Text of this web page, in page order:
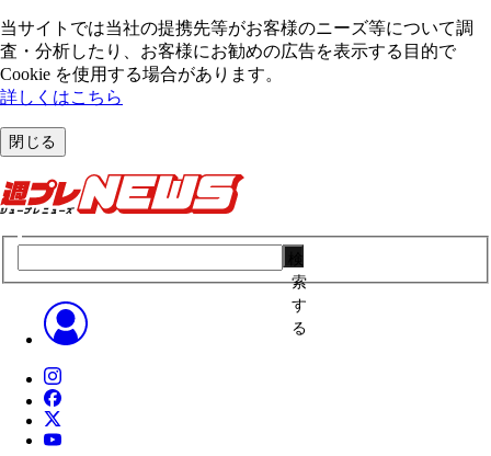
当サイトでは当社の提携先等がお客様のニーズ等について調
査・分析したり、お客様にお勧めの広告を表⽰する⽬的で
Cookie を使⽤する場合があります。
詳しくはこちら
閉じる
索
す
る